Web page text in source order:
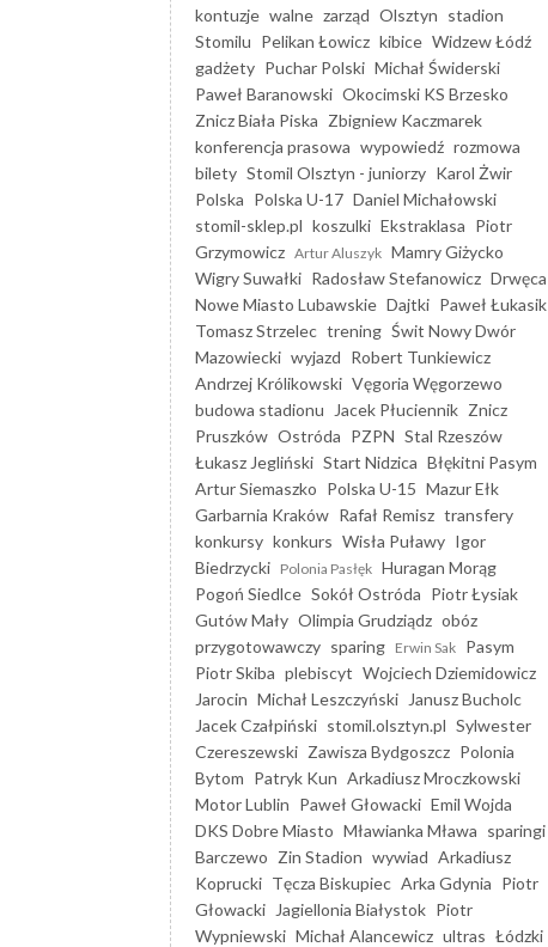
kontuzje walne zarząd Olsztyn stadion
Stomilu Pelikan Łowicz kibice Widzew Łódź
gadżety Puchar Polski Michał Świderski
Paweł Baranowski Okocimski KS Brzesko
Znicz Biała Piska Zbigniew Kaczmarek
konferencja prasowa wypowiedź rozmowa
bilety Stomil Olsztyn - juniorzy Karol Żwir
Polska Polska U-17 Daniel Michałowski
stomil-sklep.pl koszulki Ekstraklasa Piotr
Grzymowicz Artur Aluszyk Mamry Giżycko
Wigry Suwałki Radosław Stefanowicz Drwęca
Nowe Miasto Lubawskie Dajtki Paweł Łukasik
Tomasz Strzelec trening Świt Nowy Dwór
Mazowiecki wyjazd Robert Tunkiewicz
Andrzej Królikowski Vęgoria Węgorzewo
budowa stadionu
Jacek Płuciennik Znicz
Pruszków Ostróda PZPN Stal Rzeszów
Łukasz Jegliński Start Nidzica Błękitni Pasym
Artur Siemaszko Polska U-15 Mazur Ełk
Garbarnia Kraków Rafał Remisz transfery
konkursy konkurs Wisła Puławy Igor
Biedrzycki Polonia Pasłęk Huragan Morąg
Pogoń Siedlce Sokół Ostróda Piotr Łysiak
Gutów Mały Olimpia Grudziądz obóz
przygotowawczy sparing Erwin Sak Pasym
Piotr Skiba plebiscyt Wojciech Dziemidowicz
Jarocin Michał Leszczyński
Janusz Bucholc
Jacek Czałpiński stomil.olsztyn.pl Sylwester
Czereszewski Zawisza Bydgoszcz Polonia
Bytom Patryk Kun Arkadiusz Mroczkowski
Motor Lublin Paweł Głowacki Emil Wojda
DKS Dobre Miasto Mławianka Mława sparingi
Barczewo Zin Stadion wywiad Arkadiusz
Koprucki Tęcza Biskupiec Arka Gdynia Piotr
Głowacki
Jagiellonia Białystok Piotr
Wypniewski Michał Alancewicz ultras Łódzki